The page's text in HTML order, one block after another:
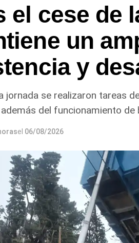
el cese de
un
y
jornada se realizaron tareas
además del funcionamiento
el 06/08/2026